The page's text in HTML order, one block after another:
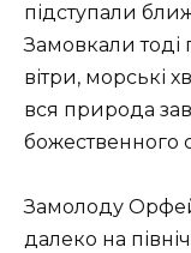
підступали
Замовкали тоді
вітри, морські
вся природа
божественного
Замолоду Орфей
далеко на